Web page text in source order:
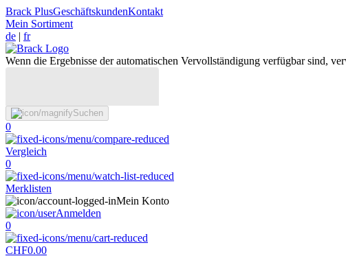
Brack PlusGeschäftskundenKontakt
Mein Sortiment
de | fr
Wenn die Ergebnisse der automatischen Vervollständigung verfügbar sind,
Suchen
0
Vergleich
0
Merklisten
Mein Konto
Anmelden
0
CHF0.00